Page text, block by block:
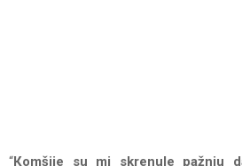
“Кomšije su mi skrenule pažnju